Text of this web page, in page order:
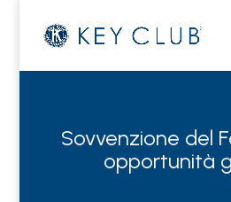
Sovvenzione del
opportunità